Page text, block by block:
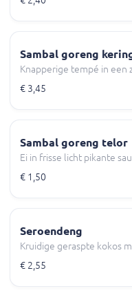
Sambal goreng
Knapperige tempé in een
€ 3,45
Sambal goreng telor
Ei in frisse licht pikante
€ 1,50
Seroendeng
Kruidige geraspte kokos
€ 2,55